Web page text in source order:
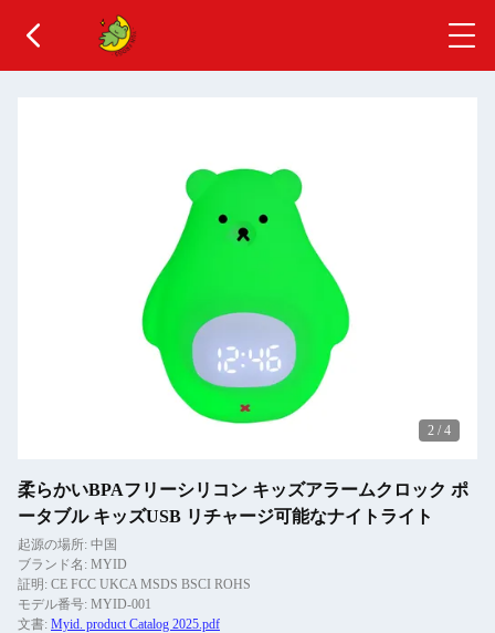
2 / 4
柔らかいBPAフリーシリコン キッズアラームクロック ポ
ータブル キッズUSB リチャージ可能なナイトライト
起源の場所: 中国
ブランド名: MYID
証明: CE FCC UKCA MSDS BSCI ROHS
モデル番号: MYID-001
文書: Myid. product Catalog 2025.pdf